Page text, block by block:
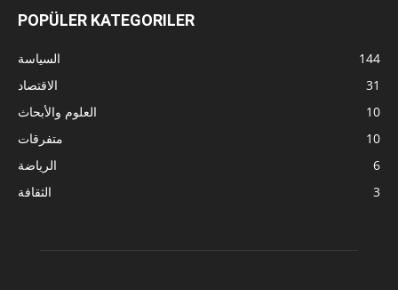
POPÜLER KATEGORILER
السياسة
144
الاقتصاد
31
العلوم والأبحاث
10
متفرقات
10
الرياضة
6
الثقافة
3